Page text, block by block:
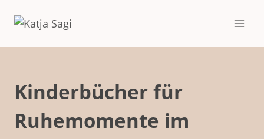
Inhalt
Kinderbücher für
Ruhemomente im